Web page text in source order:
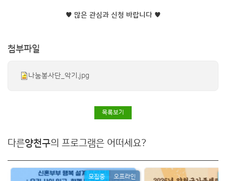
♥ 많은 관심과 신청 바랍니다 ♥
첨부파일
나눔봉사단_악기.jpg
목록보기
다른양천구의 프로그램은 어떠세요?
모집중 오프라인